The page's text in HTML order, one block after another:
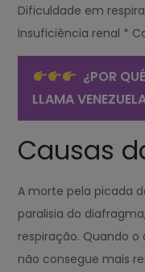
Dificuldade em
Insuficiência renal *
¿POR
LLAMA
Causas
A morte pela picada
paralisia do
respiração. Quando
não consegue mais